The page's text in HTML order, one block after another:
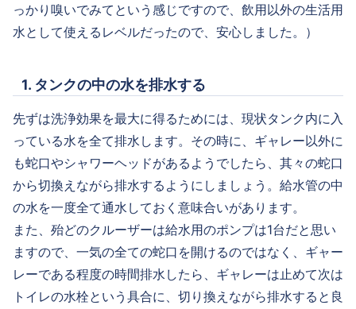
っかり嗅いでみてという感じですので、飲用以外の生活用
水として使えるレベルだったので、安心しました。）
1. タンクの中の水を排水する
先ずは洗浄効果を最大に得るためには、現状タンク内に入
っている水を全て排水します。その時に、ギャレー以外に
も蛇口やシャワーヘッドがあるようでしたら、其々の蛇口
から切換えながら排水するようにしましょう。給水管の中
の水を一度全て通水しておく意味合いがあります。
また、殆どのクルーザーは給水用のポンプは1台だと思い
ますので、一気の全ての蛇口を開けるのではなく、ギャー
レーである程度の時間排水したら、ギャレーは止めて次は
トイレの水栓という具合に、切り換えながら排水すると良